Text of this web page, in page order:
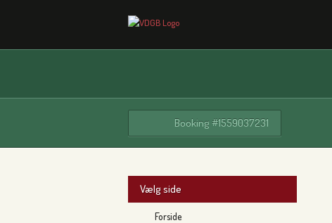
Booking #1559037231
Vælg side
Forside